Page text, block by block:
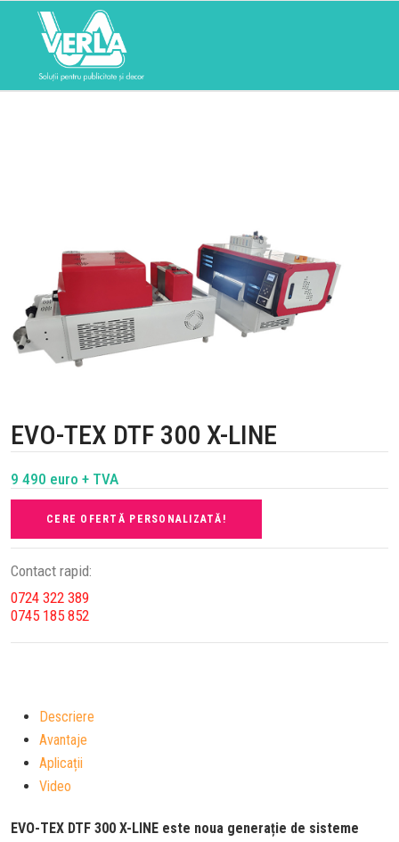
EVO-TEX DTF 300 X-LINE
9 490 euro + TVA
CERE OFERTĂ PERSONALIZATĂ!
Contact rapid:
0724 322 389
0745 185 852
Descriere
Avantaje
Aplicații
Video
EVO-TEX DTF 300 X-LINE este noua generație de sisteme